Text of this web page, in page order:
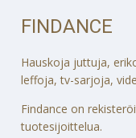
FINDANCE
Hauskoja juttuja,
leffoja, tv-sarjoja,
Findance on
tuotesijoittelua.